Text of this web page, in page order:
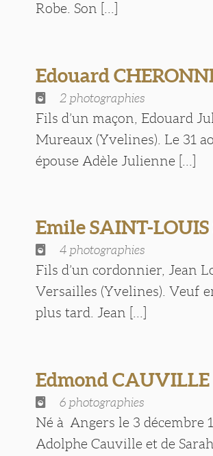
Robe. Son [...]
Edouard
2 photographies
Fils d’un maçon, Edouard
Mureaux (Yvelines). Le 31
épouse Adèle Julienne [...]
Emile SAINT-LOUIS
4 photographies
Fils d’un cordonnier, Jean
Versailles (Yvelines). Veuf
plus tard. Jean [...]
Edmond CAUVILLE
6 photographies
Né à Angers le 3 décembre
Adolphe Cauville et de